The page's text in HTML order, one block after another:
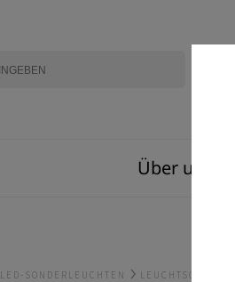
Über uns
LED-SONDERLEUCHTEN LEUCHTSCHILDER